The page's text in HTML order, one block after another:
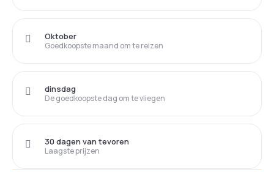
Goedkoopste maand om te reizen
Oktober
De goedkoopste dag om te vliegen
dinsdag
Laagste prijzen
30 dagen van tevoren